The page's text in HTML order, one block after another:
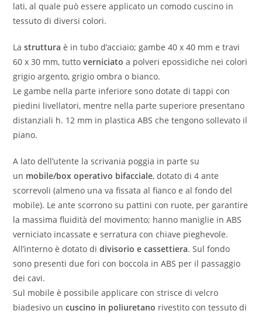
lati, al quale può essere applicato un comodo cuscino in
tessuto di diversi colori.
Lastruttura è in tubo d’acciaio; gambe 40 x 40 mm e travi
60 x 30 mm, tuttoverniciato a polveri epossidiche nei colori
grigio argento, grigio ombra o bianco.
Le gambe nella parte inferiore sono dotate di tappi con
piedini livellatori, mentre nella parte superiore presentano
distanziali h. 12 mm in plastica ABS che tengono sollevato il
piano.
A lato dell’utente la scrivania poggia in parte su
un mobile/box operativo bifacciale, dotato di 4 ante
scorrevoli (almeno una va fissata al fianco e al fondo del
mobile). Le ante scorrono su pattini con ruote, per garantire
la massima fluidità del movimento; hanno maniglie in ABS
verniciato incassate e serratura con chiave pieghevole.
All’interno è dotato didivisorio e cassettiera. Sul fondo
sono presenti due fori con boccola in ABS per il passaggio
dei cavi.
Sul mobile è possibile applicare con strisce di velcro
biadesivo uncuscino in poliuretano rivestito con tessuto di